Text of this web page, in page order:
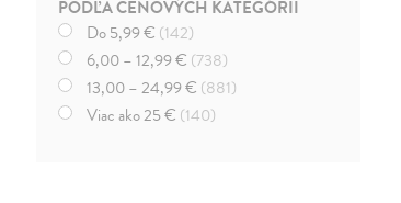
PODĽA CENOVÝCH KATEGÓRII
Do 5,99 € (142)
6,00 – 12,99 € (738)
13,00 – 24,99 € (881)
Viac ako 25 € (140)